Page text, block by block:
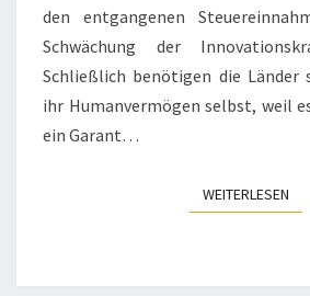
den entgangenen
Schwächung der
Schließlich benötigen die Länder
ihr Humanvermögen selbst, weil
ein Garant…
WEITERLESEN